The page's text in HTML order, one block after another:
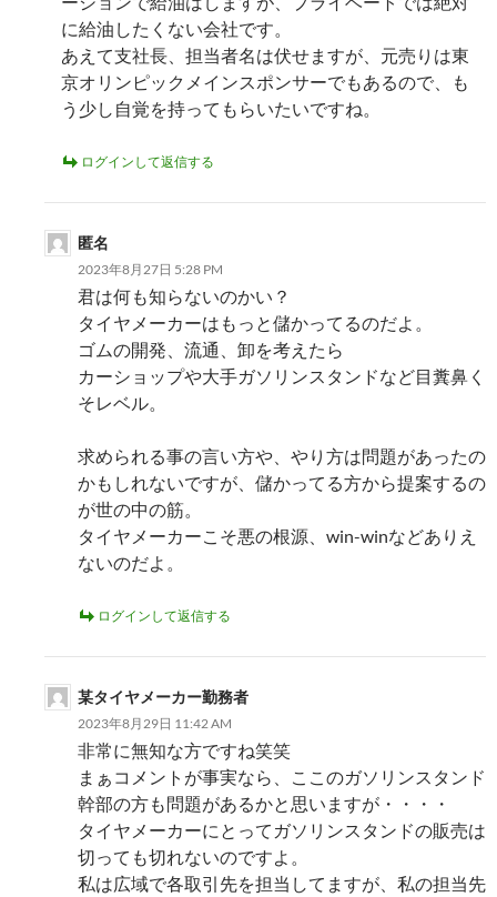
に給油したくない会社です。
あえて支社長、担当者名は伏せますが、元売りは東
京オリンピックメインスポンサーでもあるので、も
う少し自覚を持ってもらいたいですね。
ログインして返信する
匿名
2023年8月27日 5:28 PM
君は何も知らないのかい？
タイヤメーカーはもっと儲かってるのだよ。
ゴムの開発、流通、卸を考えたら
カーショップや大手ガソリンスタンドなど目糞鼻く
そレベル。
求められる事の言い方や、やり方は問題があったの
かもしれないですが、儲かってる方から提案するの
が世の中の筋。
タイヤメーカーこそ悪の根源、win-winなどありえ
ないのだよ。
ログインして返信する
某タイヤメーカー勤務者
2023年8月29日 11:42 AM
非常に無知な方ですね笑笑
まぁコメントが事実なら、ここのガソリンスタンド
幹部の方も問題があるかと思いますが・・・・
タイヤメーカーにとってガソリンスタンドの販売は
切っても切れないのですよ。
私は広域で各取引先を担当してますが、私の担当先